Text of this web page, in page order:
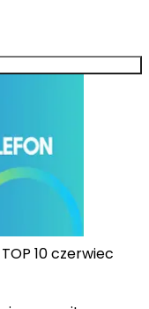
10 czerwiec